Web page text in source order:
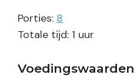
Porties: 8
Totale tijd: 1 uur
uur